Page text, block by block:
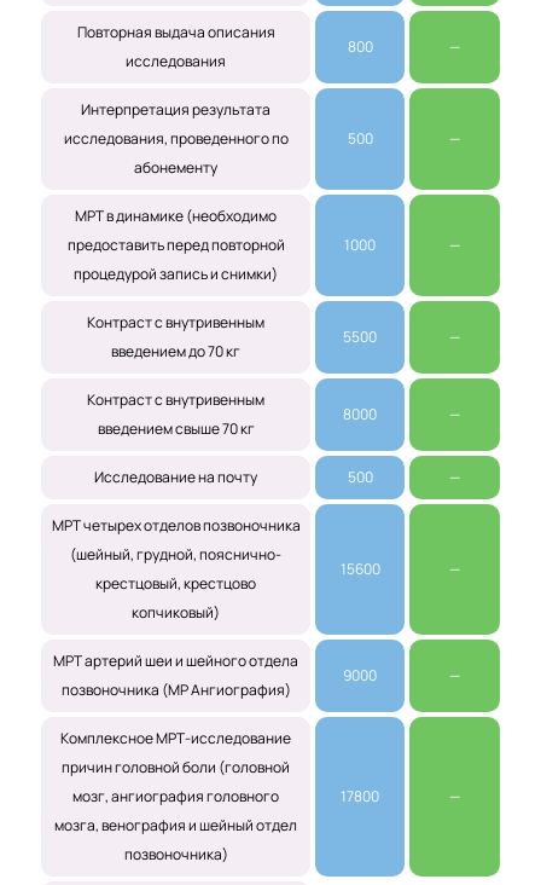
Повторная выдача описания
исследования
800 —
Интерпретация результата
исследования, проведенного по
абонементу
500 —
МРТ в динамике (необходимо
предоставить перед повторной
процедурой запись и снимки)
1000 —
Контраст с внутривенным
введением до 70 кг
5500 —
Контраст с внутривенным
введением свыше 70 кг
8000 —
Исследование на почту 500 —
МРТ четырех отделов позвоночника
(шейный, грудной, пояснично-
крестцовый, крестцово
копчиковый)
15600 —
МРТ артерий шеи и шейного отдела
позвоночника (МР Ангиография)
9000 —
Комплексное МРТ-исследование
причин головной боли (головной
мозг, ангиография головного
мозга, венография и шейный отдел
позвоночника)
17800 —